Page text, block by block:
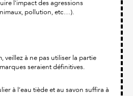
l'impact des agressions
pollution, etc…).
veillez à ne pas utiliser la partie
seraient définitives.
à l’eau tiède et au savon suffira à